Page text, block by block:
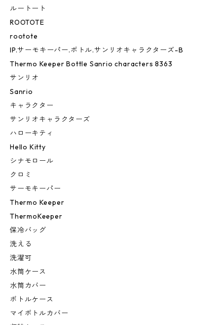
ルートート
ROOTOTE
rootote
IP.サーモキーパー.ボトル.サンリオキャラクターズ-B
Thermo Keeper Bottle Sanrio characters 8363
サンリオ
Sanrio
キャラクター
サンリオキャラクターズ
ハローキティ
Hello Kitty
シナモロール
クロミ
サーモキーパー
Thermo Keeper
ThermoKeeper
保冷バッグ
洗える
洗濯可
水筒ケース
水筒カバー
ボトルケース
マイボトルカバー